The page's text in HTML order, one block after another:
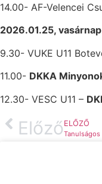
14.00- AF-Velencei
2026.01.25,
9.30- VUKE U11
11.00- DKKA
12.30- VESC U11 –
Előző ELŐZŐ